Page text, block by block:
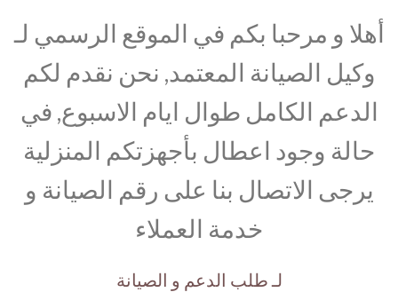
أهلا و مرحبا بكم في الموقع الرسمي لـ
وكيل الصيانة المعتمد, نحن نقدم لكم
الدعم الكامل طوال ايام الاسبوع, في
حالة وجود اعطال بأجهزتكم المنزلية
يرجى الاتصال بنا على رقم الصيانة و
خدمة العملاء
لـ طلب الدعم و الصيانة